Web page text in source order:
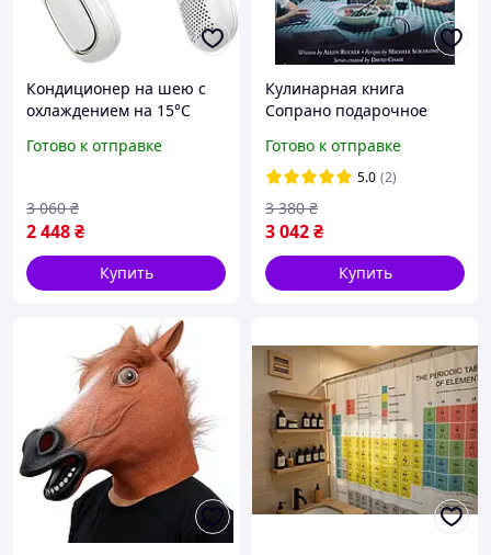
Кондиционер на шею с
охлаждением на 15°C
аккумулятор 4000мА-ч
Готово к отправке
2 448₴
3 060 ₴
Купить
Кулинарная книга
Сопрано подарочное
Готово к отправке
5.0 (2)
3 042₴
3 380 ₴
Купить